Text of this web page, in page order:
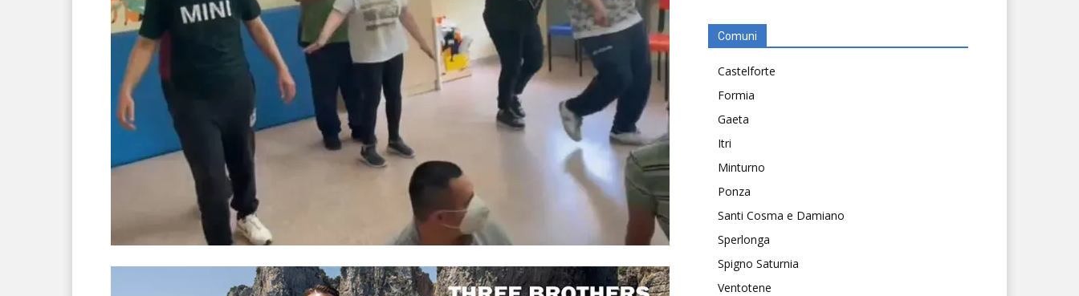
Comuni
Castelforte
Formia
Gaeta
Itri
Minturno
Ponza
Santi Cosma e Damiano
Sperlonga
Spigno Saturnia
Ventotene